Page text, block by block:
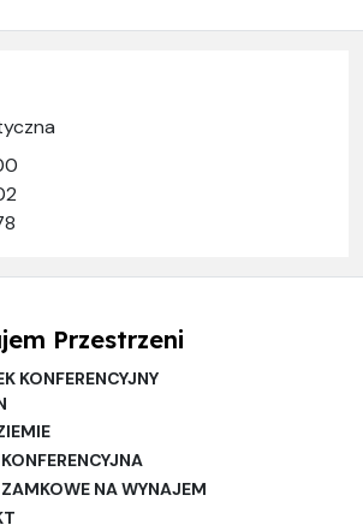
Przestrzeni
KONFERENCYJNY
ZAMKOWE NA WYNAJEM